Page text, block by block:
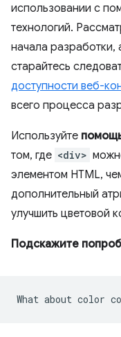
использовании с
технологий.
начала разработки,
старайтесь
доступности веб-
всего процесса
Используйте
том, где <div>
элементом HTML,
дополнительный
улучшить цветовой
Подскажите